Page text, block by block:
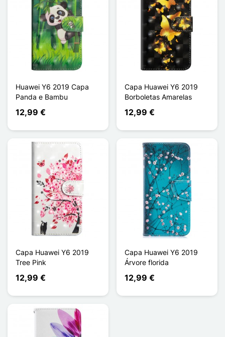
Huawei Y6 2019 Capa
Panda e Bambu
12,99 €
Capa Huawei Y6 2019
Borboletas Amarelas
12,99 €
Capa Huawei Y6 2019
Tree Pink
12,99 €
Capa Huawei Y6 2019
Árvore florida
12,99 €